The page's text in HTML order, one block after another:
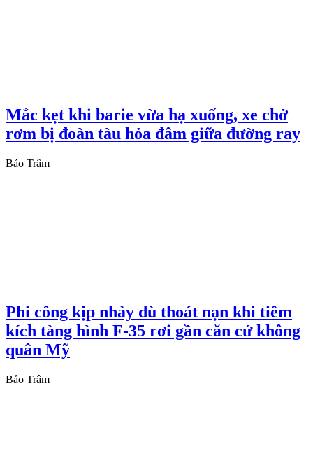
Mắc kẹt khi barie vừa hạ xuống, xe chở
rơm bị đoàn tàu hỏa đâm giữa đường ray
Bảo Trâm
Phi công kịp nhảy dù thoát nạn khi tiêm
kích tàng hình F-35 rơi gần căn cứ không
quân Mỹ
Bảo Trâm